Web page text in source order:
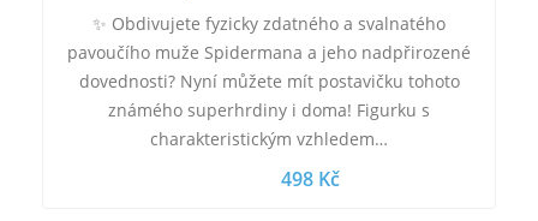
✨ Obdivujete fyzicky zdatného a svalnatého
pavoučího muže Spidermana a jeho nadpřirozené
dovednosti? Nyní můžete mít postavičku tohoto
známého superhrdiny i doma! Figurku s
charakteristickým vzhledem…
498 Kč